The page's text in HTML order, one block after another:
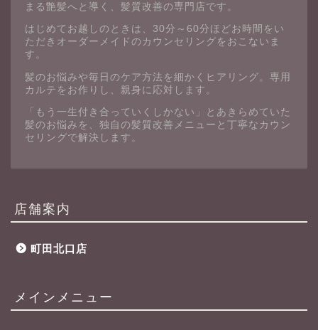
まる艶髪へと導く、髪質改善の専門店です。
はじめてお越しのときは、30分～60分ほどお時間をい
ただきオーダーメイドのカウンセリングをおこないま
す。
髪のお悩みや毎日のケア方法を細かくヒアリング。専用
カルテをお作りし、親身に応対します。
「もう一生付き合っていくしかない」とあきらめていた
髪のお悩みを、独自の髪質改善メニューと丁寧なカウン
セリングで解決します。
店舗案内
町田北口店
メインメニュー